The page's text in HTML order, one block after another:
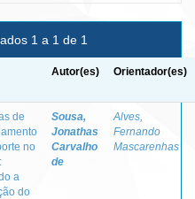
1 a 1 de 1
Autor(es) Orientador(es)
de
no
a
do
Sousa,
Jonathas
Carvalho
de
Alves,
Fernando
Mascarenhas